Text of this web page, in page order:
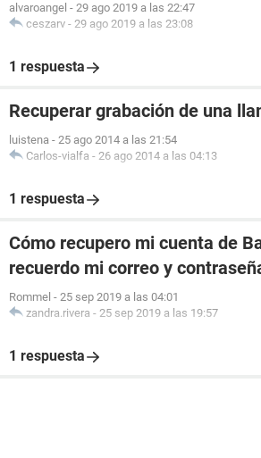
alvaroangel - 29 ago 2019 a las 22:47
ceszarv - 29 ago 2019 a las 23:08
1 respuesta
Recuperar grabación de una
luistena - 25 ago 2014 a las 21:54
Carlos-vialfa - 26 ago 2014 a las 04:13
1 respuesta
Cómo recupero mi cuenta de
recuerdo mi correo y
Rommel - 25 sep 2019 a las 04:01
zandra.rivera - 25 sep 2019 a las 19:57
1 respuesta